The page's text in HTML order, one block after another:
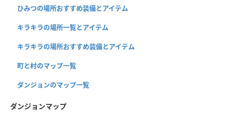
ひみつの場所おすすめ装備とアイテム
キラキラの場所一覧とアイテム
キラキラの場所おすすめ装備とアイテム
町と村のマップ一覧
ダンジョンのマップ一覧
ダンジョンマップ